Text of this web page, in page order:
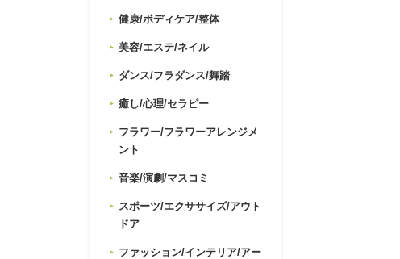
健康/ボディケア/整体
美容/エステ/ネイル
ダンス/フラダンス/舞踏
癒し/心理/セラピー
フラワー/フラワーアレンジメ
ント
音楽/演劇/マスコミ
スポーツ/エクササイズ/アウト
ドア
ファッション/インテリア/アー